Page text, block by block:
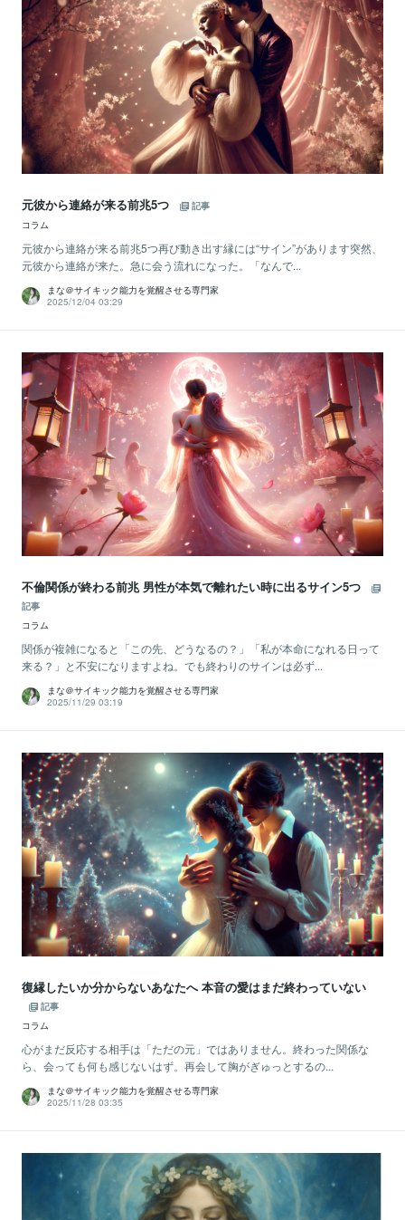
元彼から連絡が来る前兆5つ
記事
コラム
元彼から連絡が来る前兆5つ再び動き出す縁には“サイン”があります突然、
元彼から連絡が来た。急に会う流れになった。「なんで...
まな＠サイキック能力を覚醒させる専門家
2025/12/04 03:29
不倫関係が終わる前兆 男性が本気で離れたい時に出るサイン5つ
記事
コラム
関係が複雑になると「この先、どうなるの？」「私が本命になれる日って
来る？」と不安になりますよね。でも終わりのサインは必ず...
まな＠サイキック能力を覚醒させる専門家
2025/11/29 03:19
復縁したいか分からないあなたへ 本音の愛はまだ終わっていない
記事
コラム
心がまだ反応する相手は「ただの元」ではありません。終わった関係な
ら、会っても何も感じないはず。再会して胸がぎゅっとするの...
まな＠サイキック能力を覚醒させる専門家
2025/11/28 03:35